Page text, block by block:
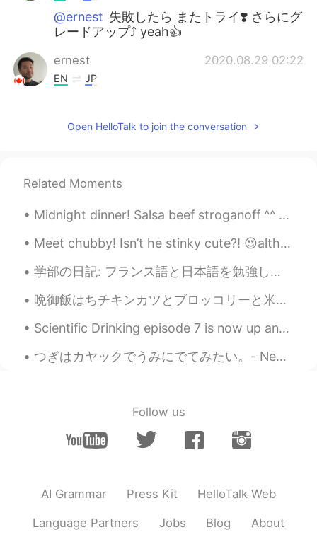
@ernest 失敗したら またトライ❣️ さらにグ
レードアップ⤴️ yeah👍
ernest 2020.08.29 02:22
EN JP
は？😏
EN JP
good with my hands!!
ernest 2020.08.29 02:18
EN JP
もやりたいですか？😁
ernest 2020.08.29 02:17
EN JP
ってる。最初に友達教えてくれたけど。
ernest 2020.08.29 02:12
@カリン caffè latte 中毒
そうね！😜砂糖
入れすぎるダメ👎それはプロじゃないね。
😜 訂正ありがとう❗️😊
Open HelloTalk to join the conversation
Related Moments
Midnight dinner! Salsa beef stroganoff ^^ so yummy! Beef onions Avocados tomatoes and three chees...
Meet chubby! Isn’t he stinky cute?! 😍although fatty T is a bit on a jelly side 😂 thanks for makin...
学部の日記: フランス語と日本語を勉強しています。日本人の友達になりたいて、日本に行きたいて、日本で働くたいですから、日本語を勉強します。フランスに行きたいて、今月にはケベックシティに行きます...
晩御飯はちチキンカツとブロッコリーと米を作りました。料理をしにやすかったでした。晩御飯は友達と食べました。友達が本当に美味しかったといました。料理が上手になりたいです。 For dinner ...
Scientific Drinking episode 7 is now up and running! https://youtu.be/pBPhmc-PsvI As the next spa...
つぎはカヤックでうみにでてみたい。- Next time I want to take a kayak on the water. 🛶 🔸️Glacier National Park 🔸️Th...
Follow us
AI Grammar Press Kit HelloTalk Web
Language Partners Jobs Blog About